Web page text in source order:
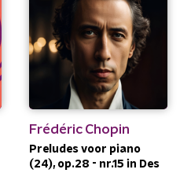
Frédéric Chopin
Preludes voor piano
(24), op.28 - nr.15 in Des